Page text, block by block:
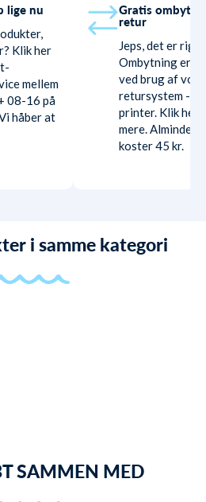
lige nu
Klik her
mellem
08-16 på
håber at
Gratis
retur
Jeps, det er
Ombytning er
ved brug af
retursystem -
printer. Klik her
mere.
koster 45 kr.
i samme kategori
SAMMEN MED